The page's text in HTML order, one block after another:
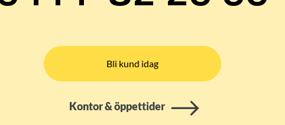
Bli kund idag
Kontor & öppettider